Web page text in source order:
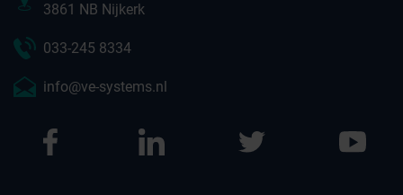
3861 NB Nijkerk
033-245 8334
info@ve-systems.nl